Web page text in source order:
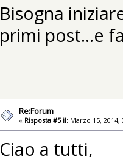
Bisogna
primi post...e
Re:Forum
« Risposta #5 il: Marzo 15, 2014,
Ciao a tutti,